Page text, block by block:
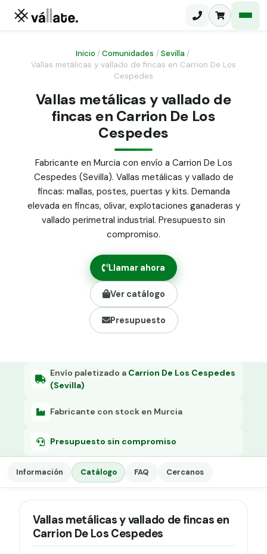
Malla electrosoldada
Malla ganadera
Malla simple torsión
Malla triple torsión
Panel malla H.
Puerta abatible dos hojas
Puerta acceso peatonal
Poste malla Hércules
Poste malla simple torsión
Alambre de espino galvanizado
Alambre liso galvanizado
Malla ocultación 70 g/m² verde
Grapa malla H.
Grapadora
Grapas a-18
Inicio /Comunidades / Sevilla /
Vallas metálicas y vallado de fincas en Carrion De Los
Cespedes
Vallas metálicas y vallado de
fincas en Carrion De Los
Cespedes
Fabricante en Murcia con envío a Carrion De Los
Cespedes (Sevilla). Vallas metálicas y vallado de
fincas: mallas, postes, puertas y kits. Demanda
elevada en fincas, olivar, explotaciones ganaderas y
vallado perimetral industrial. Presupuesto sin
compromiso.
Llamar ahora
Ver catálogo
Presupuesto
Envío paletizado a Carrion De Los Cespedes
(Sevilla)
Fabricante con stock en Murcia
Presupuesto sin compromiso
Información Catálogo FAQ Cercanos
Vallas metálicas y vallado de fincas en
Carrion De Los Cespedes